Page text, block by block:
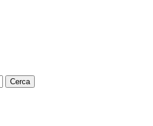
Cerca